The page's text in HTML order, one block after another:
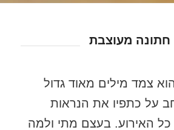
חתונה מעוצבת
צמד מילים מאוד גדול
על כתפיו את הנראות
האירוע. בעצם מתי ולמה